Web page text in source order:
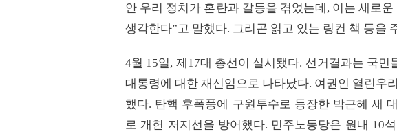
안 우리 정치가 혼란과 갈등을 겪었는데, 이는 새로
생각한다”고 말했다. 그리곤 읽고 있는 링컨 책 등을
4월 15일, 제17대 총선이 실시됐다. 선거결과는 국
대통령에 대한 재신임으로 나타났다. 여권인 열린우
했다. 탄핵 후폭풍에 구원투수로 등장한 박근혜 새
로 개헌 저지선을 방어했다. 민주노동당은 원내 10